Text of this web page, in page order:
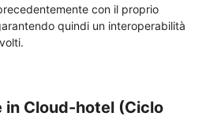
con il proprio
quindi un interoperabilità
in Cloud-hotel (Ciclo